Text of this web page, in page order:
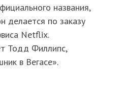
названия,
делается по заказу
Netflix.
Тодд Филлипс,
в Вегасе».